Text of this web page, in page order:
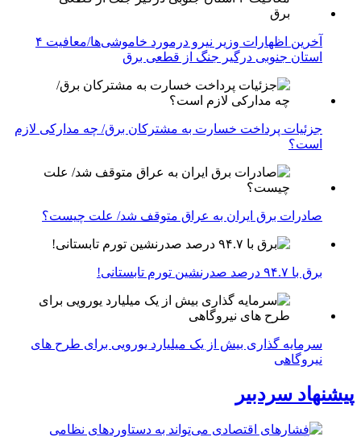
آخرین اظهارات وزیر نیرو درمورد خاموشی‌ها/معافیت ۴
استان جنوبی درگیر جنگ از قطعی برق
جزئیات پرداخت خسارت به مشترکان برق/ چه مدارکی لازم
است؟
صادرات برق ایران به عراق متوقف شد/ علت چیست؟
برق با ۹۴.۷ درصد صدرنشین تورم تابستانی!
سرمایه گذاری بیش از یک میلیارد یورویی برای طرح های
نیروگاهی
پیشنهاد سردبیر